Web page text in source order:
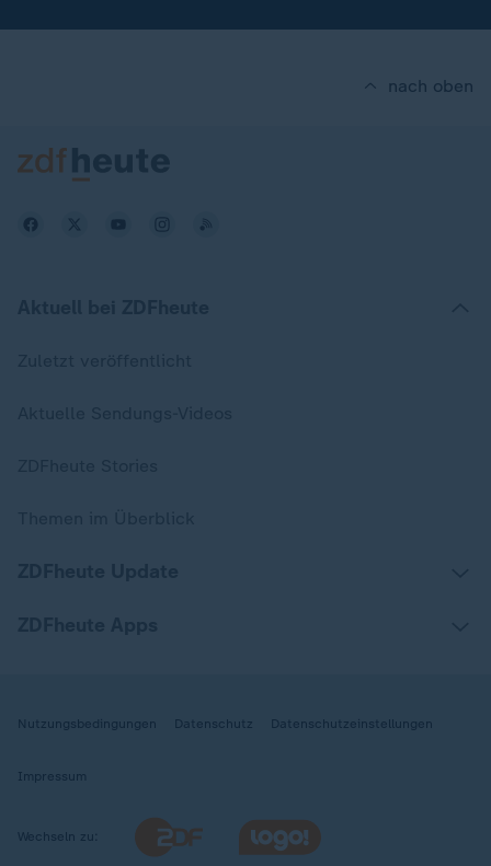
nach oben
Nutzungsbedingungen Datenschutz Datenschutzeinstellungen
Impressum
Wechseln zu: